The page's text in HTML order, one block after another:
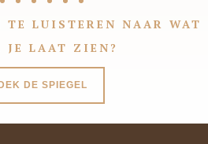
LUISTEREN NAAR WAT
JE LAAT ZIEN?
DE SPIEGEL